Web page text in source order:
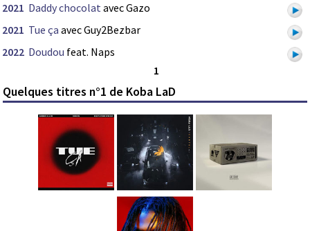
2021 Daddy chocolat avec Gazo
2021 Tue ça avec Guy2Bezbar
2022 Doudou feat. Naps
1
Quelques titres n°1 de Koba LaD